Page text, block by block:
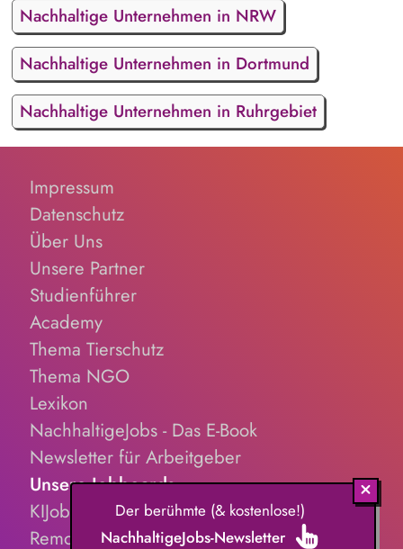
Nachhaltige Unternehmen in NRW
Nachhaltige Unternehmen in Dortmund
Nachhaltige Unternehmen in Ruhrgebiet
Impressum
Datenschutz
Über Uns
Unsere Partner
Studienführer
Academy
Thema Tierschutz
Thema NGO
Lexikon
NachhaltigeJobs - Das E-Book
Newsletter für Arbeitgeber
Unsere Jobboards
KIJobs.de
RemoteJobs.de
Der berühmte (& kostenlose!)
NachhaltigeJobs-Newsletter